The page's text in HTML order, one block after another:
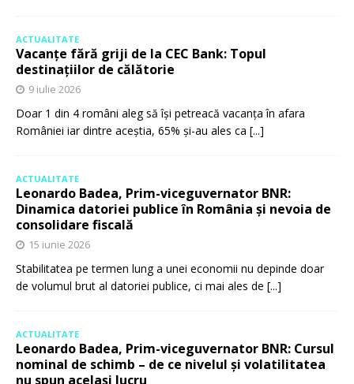
ACTUALITATE
Vacanțe fără griji de la CEC Bank: Topul
destinațiilor de călătorie
9 iulie 2026
Doar 1 din 4 români aleg să își petreacă vacanța în afara
României iar dintre aceștia, 65% și-au ales ca [...]
ACTUALITATE
Leonardo Badea, Prim-viceguvernator BNR:
Dinamica datoriei publice în România și nevoia de
consolidare fiscală
15 iunie 2026
Stabilitatea pe termen lung a unei economii nu depinde doar
de volumul brut al datoriei publice, ci mai ales de [...]
ACTUALITATE
Leonardo Badea, Prim-viceguvernator BNR: Cursul
nominal de schimb – de ce nivelul și volatilitatea
nu spun același lucru